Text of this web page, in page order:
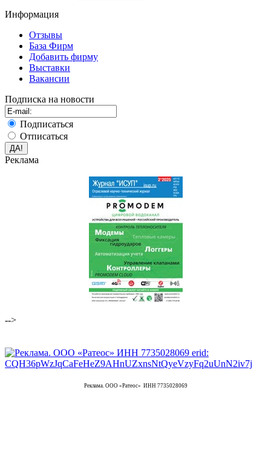
Информация
Отзывы
База Фирм
Добавить фирму
Выставки
Вакансии
Подписка на новости
Подписаться
Отписаться
Реклама
-->
Реклама. ООО «Ратеос» ИНН 7735028069